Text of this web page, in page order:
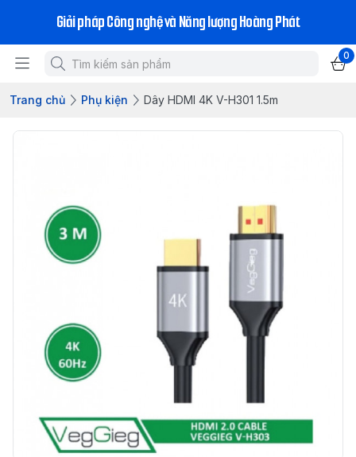
Giải pháp Công nghệ và Năng lượng Hoàng Phát
0
Trang chủ Phụ kiện Dây HDMI 4K V-H301 1.5m